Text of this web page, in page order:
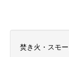
焚き火・スモ